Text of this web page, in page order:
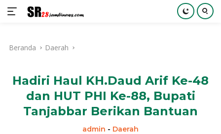
kontenBeranda Daerah
Hadiri Haul KH.Daud Arif Ke-48
dan HUT PHI Ke-88, Bupati
Tanjabbar Berikan Bantuan
admin - Daerah